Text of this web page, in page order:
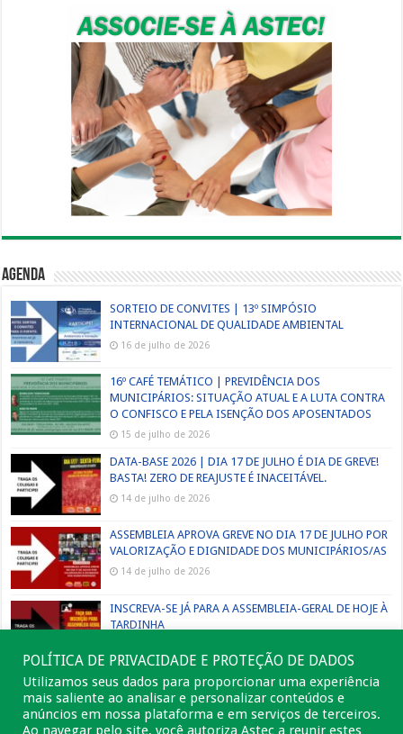
Agenda
SORTEIO DE CONVITES | 13º SIMPÓSIO
INTERNACIONAL DE QUALIDADE AMBIENTAL
16 de julho de 2026
16º CAFÉ TEMÁTICO | PREVIDÊNCIA DOS
MUNICIPÁRIOS: SITUAÇÃO ATUAL E A LUTA CONTRA
O CONFISCO E PELA ISENÇÃO DOS APOSENTADOS
15 de julho de 2026
DATA-BASE 2026 | DIA 17 DE JULHO É DIA DE GREVE!
BASTA! ZERO DE REAJUSTE É INACEITÁVEL.
14 de julho de 2026
ASSEMBLEIA APROVA GREVE NO DIA 17 DE JULHO POR
VALORIZAÇÃO E DIGNIDADE DOS MUNICIPÁRIOS/AS
14 de julho de 2026
INSCREVA-SE JÁ PARA A ASSEMBLEIA-GERAL DE HOJE À
TARDINHA
POLÍTICA DE PRIVACIDADE E PROTEÇÃO DE DADOS
Utilizamos seus dados para proporcionar uma experiência
mais saliente ao analisar e personalizar conteúdos e
anúncios em nossa plataforma e em serviços de terceiros.
Ao navegar pelo site, você autoriza Astec a reunir estes